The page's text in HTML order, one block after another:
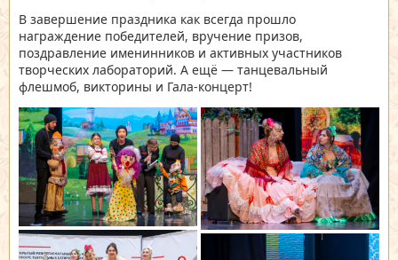
В завершение праздника как всегда прошло
награждение победителей, вручение призов,
поздравление именинников и активных участников
творческих лабораторий. А ещё — танцевальный
флешмоб, викторины и Гала-концерт!